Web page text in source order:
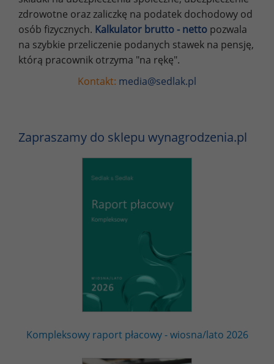
zdrowotne oraz zaliczkę na podatek dochodowy od
osób fizycznych. Kalkulator brutto - netto pozwala
na szybkie przeliczenie podanych stawek na pensję,
którą pracownik otrzyma "na rękę".
Kontakt: media@sedlak.pl
Zapraszamy do sklepu wynagrodzenia.pl
Kompleksowy raport płacowy - wiosna/lato 2026